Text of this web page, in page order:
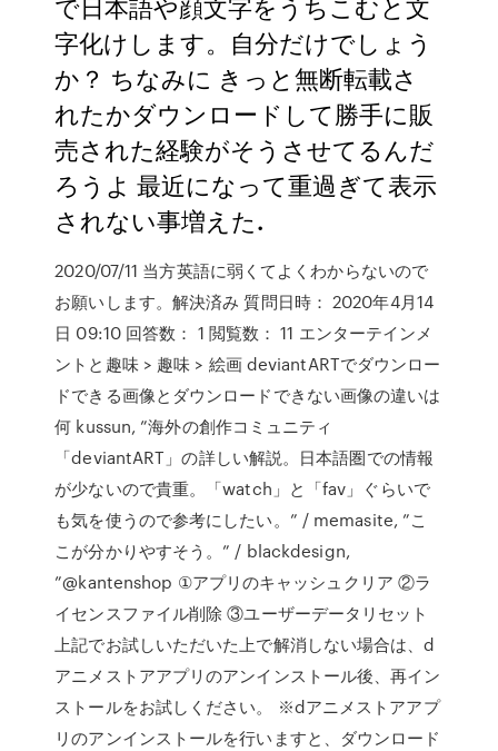
字化けします。自分だけでしょう
か？ ちなみに きっと無断転載さ
れたかダウンロードして勝手に販
売された経験がそうさせてるんだ
ろうよ 最近になって重過ぎて表示
されない事増えた.
2020/07/11 当方英語に弱くてよくわからないので
お願いします。解決済み 質問日時： 2020年4月14
日 09:10 回答数： 1 閲覧数： 11 エンターテインメ
ントと趣味 > 趣味 > 絵画 deviantARTでダウンロー
ドできる画像とダウンロードできない画像の違いは
何 kussun, ”海外の創作コミュニティ
「deviantART」の詳しい解説。日本語圏での情報
が少ないので貴重。「watch」と「fav」ぐらいで
も気を使うので参考にしたい。” / memasite, ”こ
こが分かりやすそう。” / blackdesign,
”@kantenshop ①アプリのキャッシュクリア ②ラ
イセンスファイル削除 ③ユーザーデータリセット
上記でお試しいただいた上で解消しない場合は、d
アニメストアアプリのアンインストール後、再イン
ストールをお試しください。 ※dアニメストアアプ
リのアンインストールを行いますと、ダウンロード